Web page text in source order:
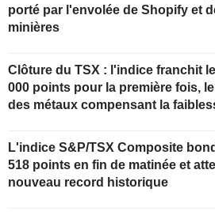
porté par l'envolée de Shopify et
minières
Clôture du TSX : l'indice franchit
000 points pour la première fois,
des métaux compensant la
L'indice S&P/TSX Composite
518 points en fin de matinée et
nouveau record historique